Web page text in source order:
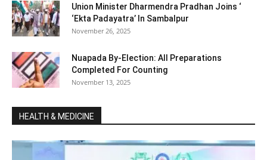
Union Minister Dharmendra Pradhan Joins ‘
‘Ekta Padayatra’ In Sambalpur
November 26, 2025
Nuapada By-Election: All Preparations
Completed For Counting
November 13, 2025
HEALTH & MEDICINE